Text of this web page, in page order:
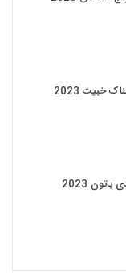
خبیث 2023
2023